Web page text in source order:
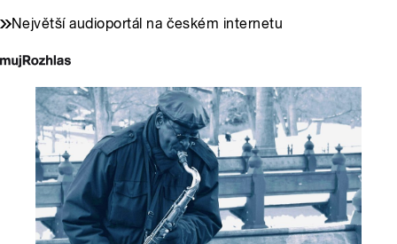
Největší audioportál na českém internetu